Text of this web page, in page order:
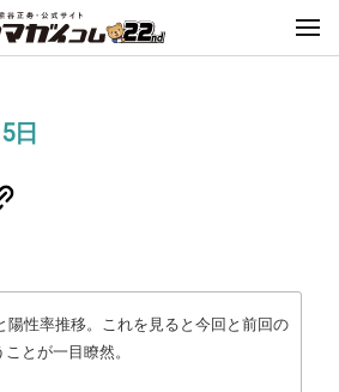
日
陽性率推移。これを見ると今回と前回の
とが一目瞭然。